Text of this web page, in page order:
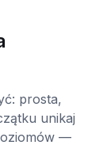
prosta,
unikaj
—